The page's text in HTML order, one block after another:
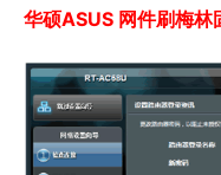
华硕ASUS 网件刷梅林